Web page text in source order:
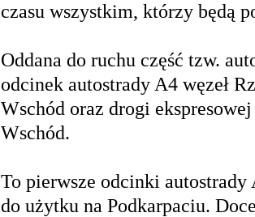
czasu wszystkim, którzy będą
Oddana do ruchu część tzw.
odcinek autostrady A4 węzeł
Wschód oraz drogi
Wschód.
To pierwsze odcinki autostrady
do użytku na Podkarpaciu.